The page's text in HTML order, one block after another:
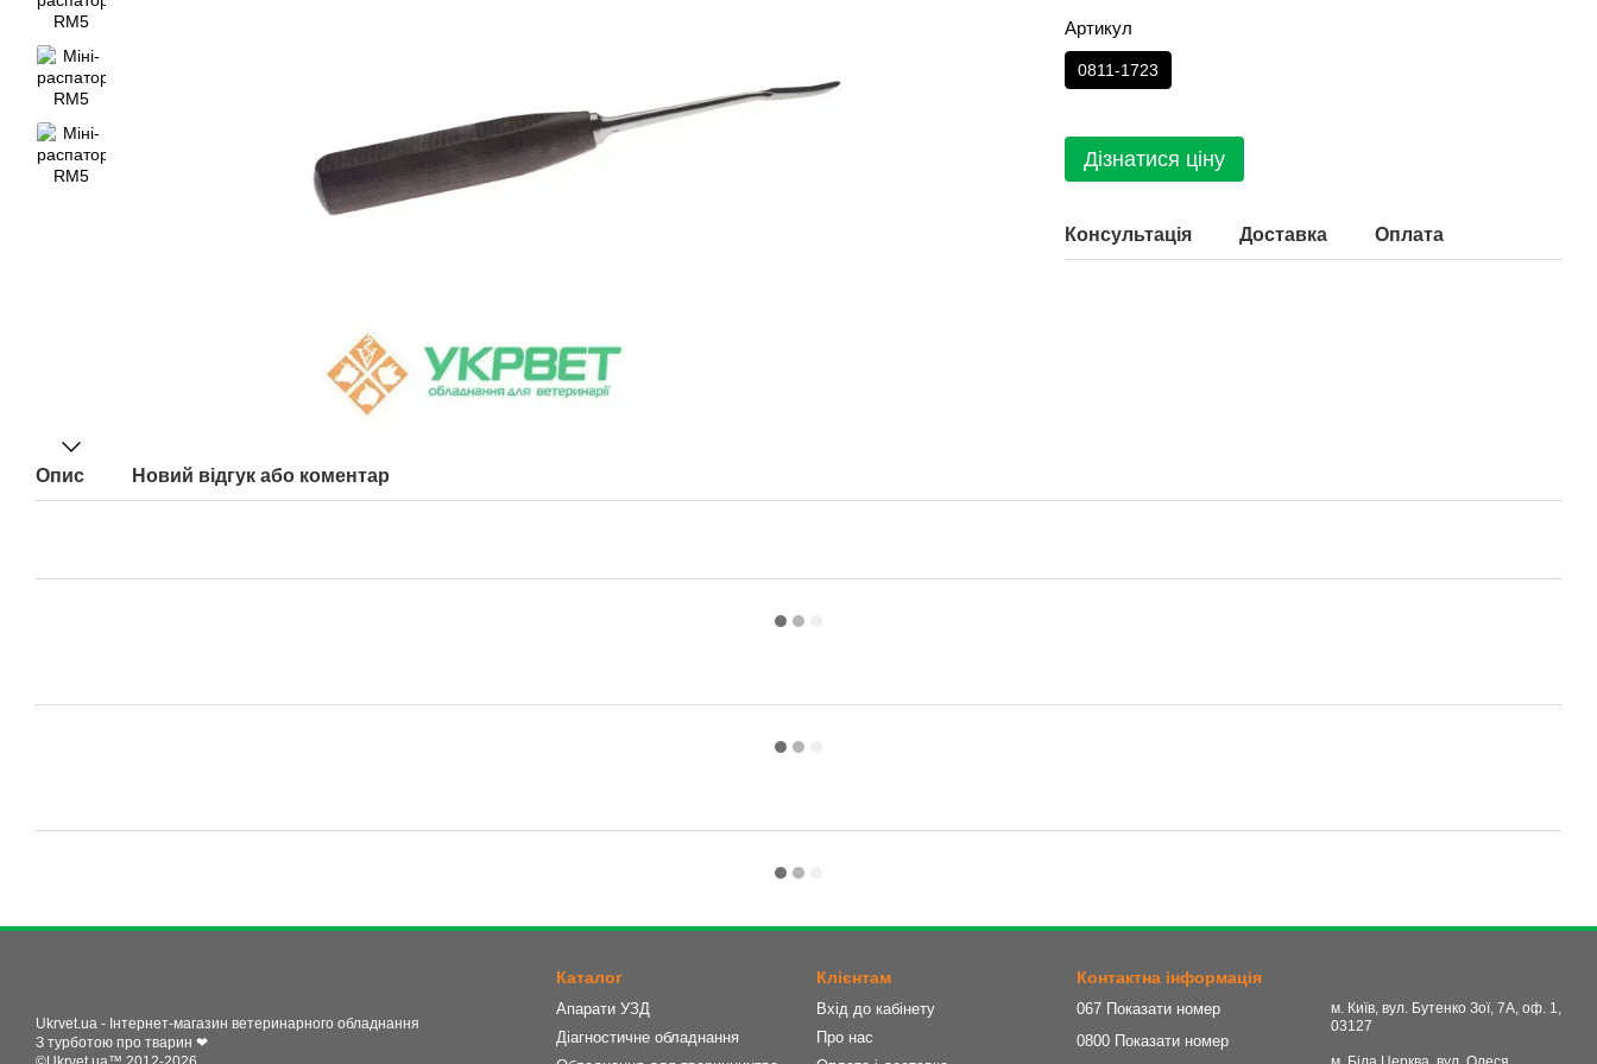
Артикул
0811-1723
Дізнатися ціну
Консультація Доставка Оплата
Опис Новий відгук або коментар
Ukrvet.ua - Інтернет-магазин ветеринарного обладнання
З турботою про тварин ❤
Каталог
Апарати УЗД
Діагностичне обладнання
Клієнтам
Вхід до кабінету
Про нас
Контактна інформація
067 Показати номер
0800 Показати номер
м. Київ, вул. Бутенко Зої, 7А, оф. 1,
03127